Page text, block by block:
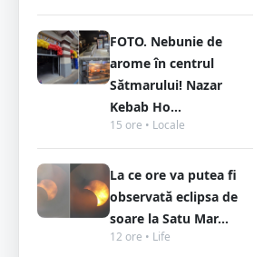
FOTO. Nebunie de
arome în centrul
Sătmarului! Nazar
Kebab Ho...
15 ore • Locale
La ce ore va putea fi
observată eclipsa de
soare la Satu Mar...
12 ore • Life